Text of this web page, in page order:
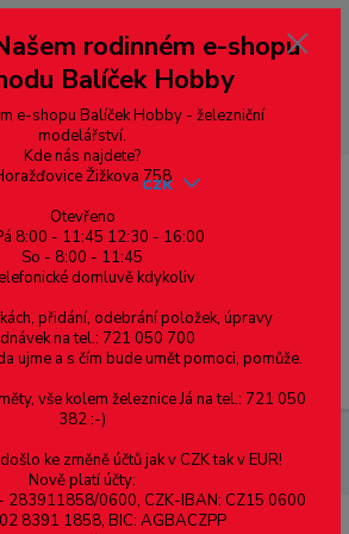
a jiných zemí, pokud chcete platit v eurech
💶 pro přepočet měny - pravý horní roh ---
důvodu zásilku nevyzvednete, bude po
s opětovnou platbou za poštovné, v opačném
a účet přidán na blacklist a rušeny následující
objednávky.
Menu
CZK
mm
rodinném e-shopu
Balíček Hobby
e-shopu Balíček Hobby - železniční
modelářství.
Kde nás najdete?
Žižkova 758
Otevřeno
8:00 - 11:45 12:30 - 16:00
So - 8:00 - 11:45
domluvě kdykoliv
přidání, odebrání položek, úpravy
na tel.: 721 050 700
ujme a s čím bude umět pomoci, pomůže.
vše kolem železnice Já na tel.: 721 050
382 :-)
ke změně účtů jak v CZK tak v EUR!
Nově platí účty:
283911858/0600, CZK-IBAN: CZ15 0600
8391 1858, BIC: AGBACZPP